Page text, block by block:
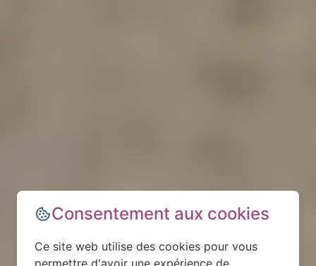
Consentement aux cookies
Ce site web utilise des cookies pour vous
permettre d'avoir une expérience de